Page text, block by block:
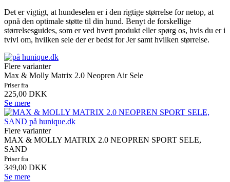
Det er vigtigt, at hundeselen er i den rigtige størrelse for netop, at
opnå den optimale støtte til din hund. Benyt de forskellige
størrelsesguides, som er ved hvert produkt eller spørg os, hvis du er i
tvivl om, hvilken sele der er bedst for Jer samt hvilken størrelse.
Flere varianter
Max & Molly Matrix 2.0 Neopren Air Sele
Priser fra
225,00 DKK
Se mere
Flere varianter
MAX & MOLLY MATRIX 2.0 NEOPREN SPORT SELE,
SAND
Priser fra
349,00 DKK
Se mere